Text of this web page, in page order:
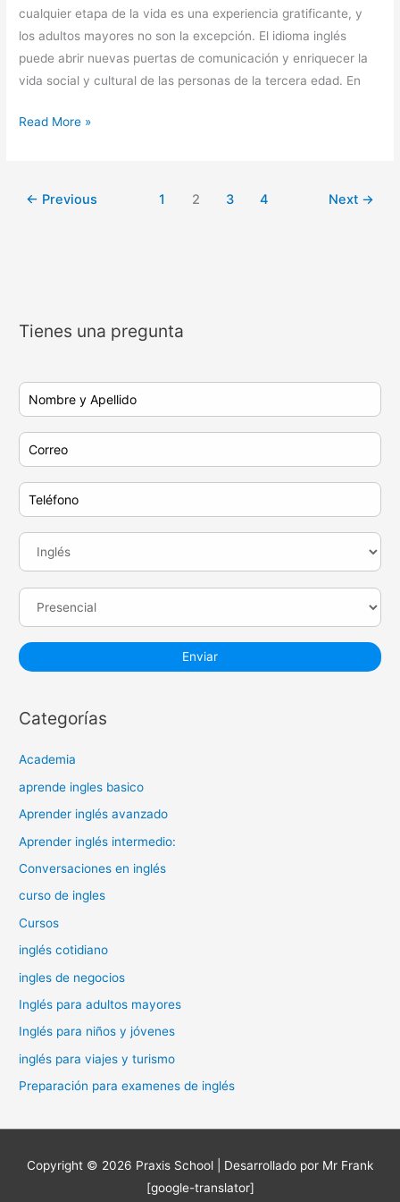
cualquier etapa de la vida es una experiencia gratificante, y
los adultos mayores no son la excepción. El idioma inglés
puede abrir nuevas puertas de comunicación y enriquecer la
vida social y cultural de las personas de la tercera edad. En
Read More »
← Previous 1 2 3 4 Next →
Tienes una pregunta
Categorías
Academia
aprende ingles basico
Aprender inglés avanzado
Aprender inglés intermedio:
Conversaciones en inglés
curso de ingles
Cursos
inglés cotidiano
ingles de negocios
Inglés para adultos mayores
Inglés para niños y jóvenes
inglés para viajes y turismo
Preparación para examenes de inglés
Copyright © 2026 Praxis School | Desarrollado por Mr Frank
[google-translator]